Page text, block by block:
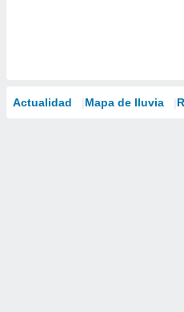
Actualidad Mapa de lluvia